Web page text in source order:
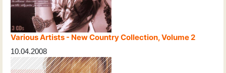
Various Artists - New Country Collection, Volume 2
10.04.2008